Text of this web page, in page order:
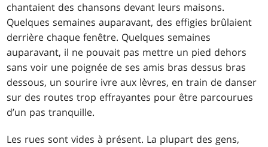
chantaient des chansons devant leurs maisons.
Quelques semaines auparavant, des effigies brûlaient
derrière chaque fenêtre. Quelques semaines
auparavant, il ne pouvait pas mettre un pied dehors
sans voir une poignée de ses amis bras dessus bras
dessous, un sourire ivre aux lèvres, en train de danser
sur des routes trop effrayantes pour être parcourues
d’un pas tranquille.
Les rues sont vides à présent. La plupart des gens,